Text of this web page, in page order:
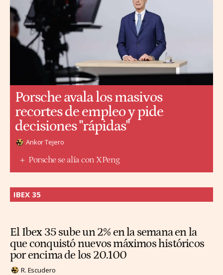
Porsche avala los masivos
recortes de empleo y pide
decisiones "rápidas"
Ankor Tejero
Porsche se alía con XPeng
IBEX 35
El Ibex 35 sube un 2% en la semana en la
que conquistó nuevos máximos históricos
por encima de los 20.100
R. Escudero